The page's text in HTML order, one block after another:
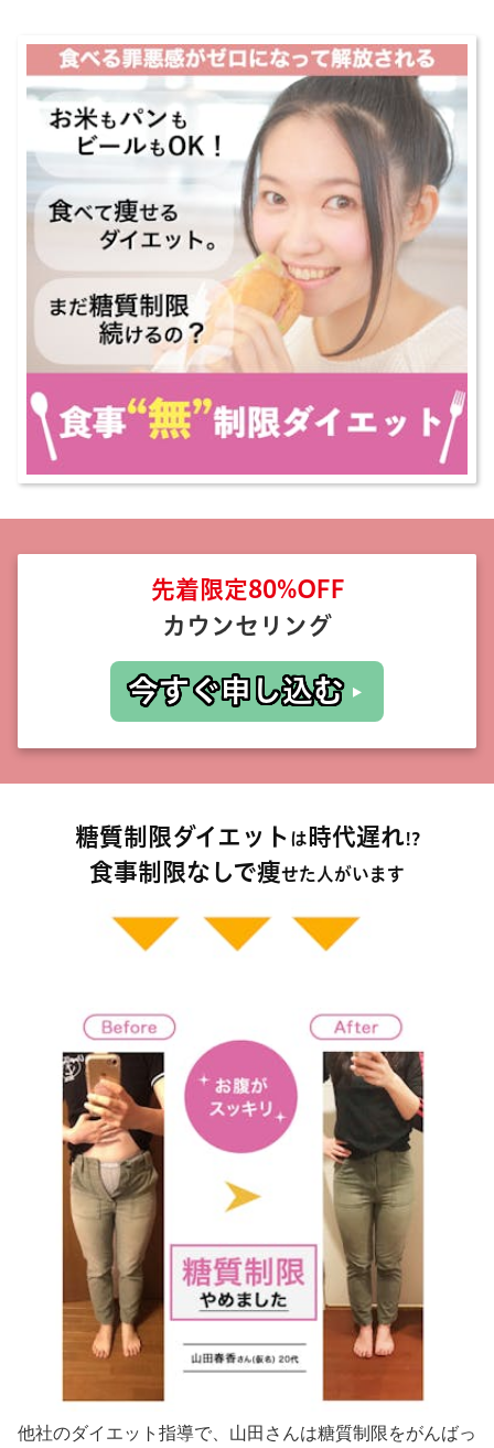
先着限定80%OFF
カウンセリング
今すぐ申し込む
糖質制限ダイエット は時代遅れ!?
食事制限なしで痩せた人がいます
他社のダイエット指導で、山田さんは糖質制限をがんばっ